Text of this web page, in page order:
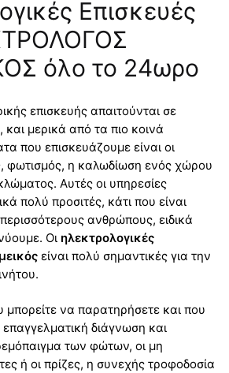
Επισκευές
όλο το 24ωρο
επισκευής απαιτούνται σε
και μερικά από τα πιο κοινά
που επισκευάζουμε είναι οι
φωτισμός, η καλωδίωση ενός χώρου
Αυτές οι υπηρεσίες
πολύ προσιτές, κάτι που είναι
ανθρώπους, ειδικά
Οι ηλεκτρολογικές
είναι πολύ σημαντικές για την
μπορείτε να παρατηρήσετε και που
διάγνωση και
των φώτων, οι μη
ή οι πρίζες, η συνεχής τροφοδοσία